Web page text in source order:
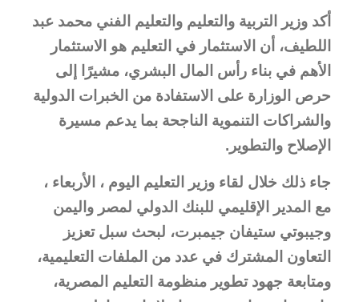
أكد وزير التربية والتعليم والتعليم الفني محمد عبد
اللطيف، أن الاستثمار في التعليم هو الاستثمار
الأهم في بناء رأس المال البشري، مشيرًا إلى
حرص الوزارة على الاستفادة من الخبرات الدولية
والشراكات التنموية الناجحة بما يدعم مسيرة
الإصلاح والتطوير.
جاء ذلك خلال لقاء وزير التعليم اليوم ، الأربعاء ،
مع المدير الإقليمي للبنك الدولي لمصر واليمن
وجيبوتي ستيفان جيمبرت، لبحث سبل تعزيز
التعاون المشترك في عدد من الملفات التعليمية،
ومتابعة جهود تطوير منظومة التعليم المصرية،